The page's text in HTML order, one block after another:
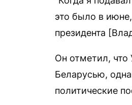
это было в
президента
Он отметил, что
Беларусью,
политические